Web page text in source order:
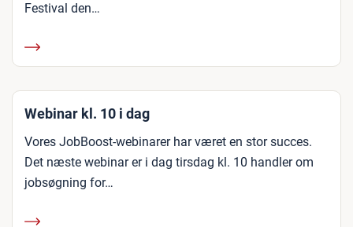
Festival den…
Webinar kl. 10 i dag
Vores JobBoost-webinarer har været en stor succes.
Det næste webinar er i dag tirsdag kl. 10 handler om
jobsøgning for…